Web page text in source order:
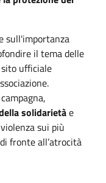
sull'importanza
il tema delle
ufficiale
solidarietàe
sui più
fronte all’atrocità